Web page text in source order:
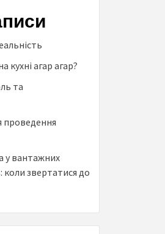
кухні агар агар?
та
проведення
у вантажних
коли звертатися до